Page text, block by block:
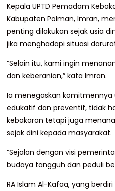
Kepala UPTD Pemadam
Kabupaten Polman, Imran,
penting dilakukan sejak usia
jika menghadapi situasi
“Selain itu, kami ingin
dan keberanian,” kata Imran.
Ia menegaskan
edukatif dan preventif, tidak
kebakaran tetapi juga
sejak dini kepada masyarakat.
“Sejalan dengan visi
budaya tangguh dan peduli
RA Islam Al-Kafaa, yang